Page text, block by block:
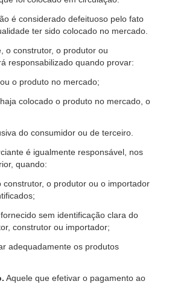
é considerado defeituoso pelo fato
ter sido colocado no mercado.
o construtor, o produtor ou
responsabilizado quando provar:
o produto no mercado;
colocado o produto no mercado, o
do consumidor ou de terceiro.
é igualmente responsável, nos
quando:
construtor, o produtor ou o importador
sem identificação clara do
construtor ou importador;
adequadamente os produtos
Aquele que efetivar o pagamento ao